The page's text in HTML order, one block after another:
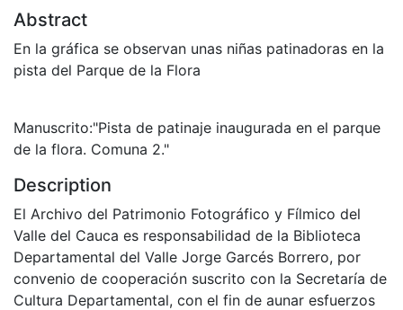
Abstract
En la gráfica se observan unas niñas patinadoras en la
pista del Parque de la Flora
Manuscrito:"Pista de patinaje inaugurada en el parque
de la flora. Comuna 2."
Description
El Archivo del Patrimonio Fotográfico y Fílmico del
Valle del Cauca es responsabilidad de la Biblioteca
Departamental del Valle Jorge Garcés Borrero, por
convenio de cooperación suscrito con la Secretaría de
Cultura Departamental, con el fin de aunar esfuerzos